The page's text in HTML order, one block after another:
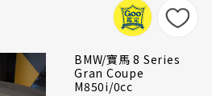
BMW/寶馬 8 Series
Gran Coupe
M850i/0cc